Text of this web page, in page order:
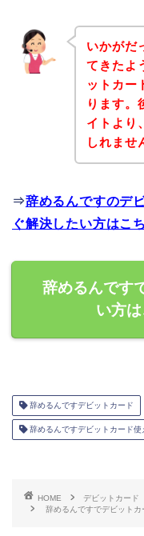
いかがだ
てきたよ
ットカー
ります。
イトより
しれませ
⇒辞めるんですのデ
ぐ解決したい方はこ
辞めるんです
い方
辞めるんですデビットカード
辞めるんですデビットカード使
HOME
デビットカード
辞めるんですでデビットカ